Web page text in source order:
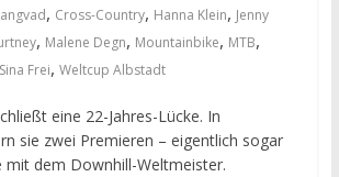
, Cross-Country, Hanna Klein, Jenny
, Malene Degn, Mountainbike, MTB,
Sina Frei, Weltcup Albstadt
eine 22-Jahres-Lücke. In
sie zwei Premieren – eigentlich sogar
mit dem Downhill-Weltmeister.